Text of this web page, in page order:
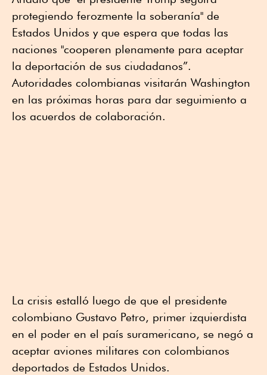
protegiendo ferozmente la soberanía" de
Estados Unidos y que espera que todas las
naciones "cooperen plenamente para aceptar
la deportación de sus ciudadanos”.
Autoridades colombianas visitarán Washington
en las próximas horas para dar seguimiento a
los acuerdos de colaboración.
La crisis estalló luego de que el presidente
colombiano Gustavo Petro, primer izquierdista
en el poder en el país suramericano, se negó a
aceptar aviones militares con colombianos
deportados de Estados Unidos.